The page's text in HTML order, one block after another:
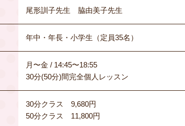
尾形訓子先生 脇由美子先生
年中・年長・小学生（定員35名）
月〜金 / 14:45〜18:55
30分(50分)間完全個人レッスン
30分クラス 9,680円
50分クラス 11,800円